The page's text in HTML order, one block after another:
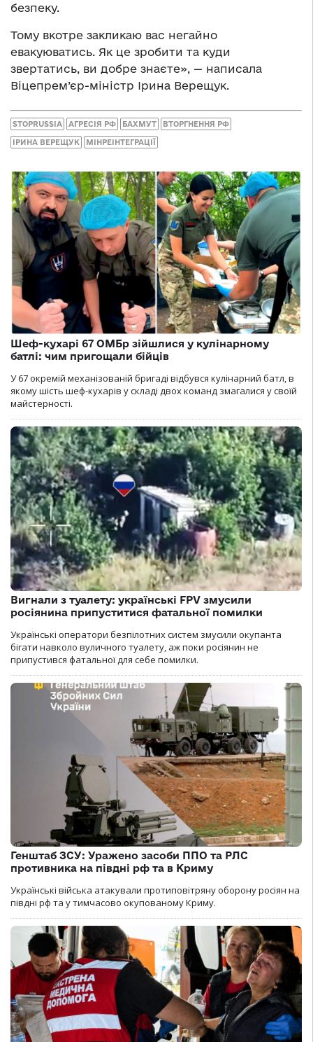
безпеку.
Тому вкотре закликаю вас негайно
евакуюватись. Як це зробити та куди
звертатись, ви добре знаєте», — написала
Віцепрем’єр-міністр Ірина Верещук.
STOPRUSSIA АГРЕСІЯ РФ БАХМУТ ВТОРГНЕННЯ РФ
ІРИНА ВЕРЕЩУК МІНРЕІНТЕГРАЦІЇ
Шеф-кухарі 67 ОМБр зійшлися у кулінарному
батлі: чим пригощали бійців
У 67 окремій механізованій бригаді відбувся кулінарний батл, в
якому шість шеф-кухарів у складі двох команд змагалися у своїй
майстерності.
Вигнали з туалету: українські FPV змусили
росіянина припуститися фатальної помилки
Українські оператори безпілотних систем змусили окупанта
бігати навколо вуличного туалету, аж поки росіянин не
припустився фатальної для себе помилки.
Генштаб ЗСУ: Уражено засоби ППО та РЛС
противника на півдні рф та в Криму
Українські війська атакували протиповітряну оборону росіян на
півдні рф та у тимчасово окупованому Криму.